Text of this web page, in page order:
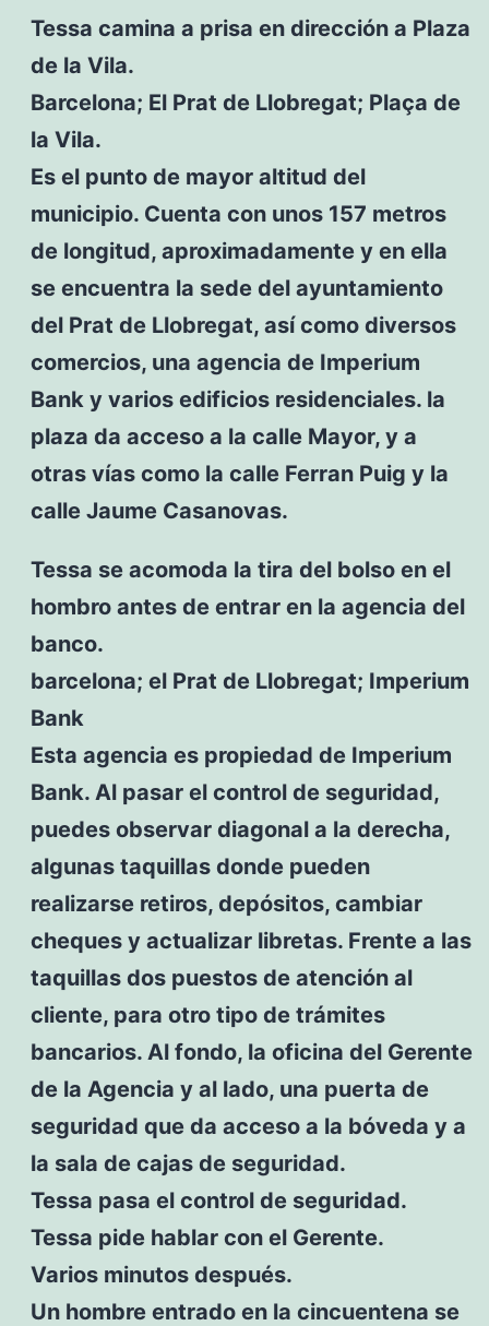
Tessa camina a prisa en dirección a Plaza
de la Vila.
Barcelona; El Prat de Llobregat; Plaça de
la Vila.
Es el punto de mayor altitud del
municipio. Cuenta con unos 157 metros
de longitud, aproximadamente y en ella
se encuentra la sede del ayuntamiento
del Prat de Llobregat, así como diversos
comercios, una agencia de Imperium
Bank y varios edificios residenciales. la
plaza da acceso a la calle Mayor, y a
otras vías como la calle Ferran Puig y la
calle Jaume Casanovas.
Tessa se acomoda la tira del bolso en el
hombro antes de entrar en la agencia del
banco.
barcelona; el Prat de Llobregat; Imperium
Bank
Esta agencia es propiedad de Imperium
Bank. Al pasar el control de seguridad,
puedes observar diagonal a la derecha,
algunas taquillas donde pueden
realizarse retiros, depósitos, cambiar
cheques y actualizar libretas. Frente a las
taquillas dos puestos de atención al
cliente, para otro tipo de trámites
bancarios. Al fondo, la oficina del Gerente
de la Agencia y al lado, una puerta de
seguridad que da acceso a la bóveda y a
la sala de cajas de seguridad.
Tessa pasa el control de seguridad.
Tessa pide hablar con el Gerente.
Varios minutos después.
Un hombre entrado en la cincuentena se